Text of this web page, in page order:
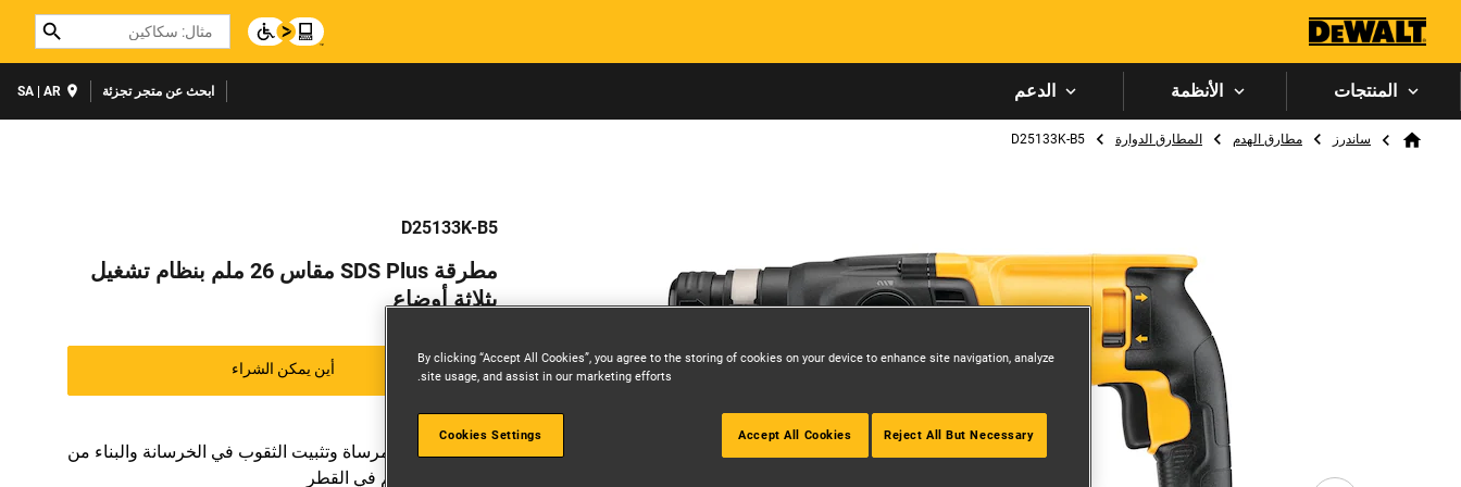
Search
المنتجات الأنظمة الدعم ابحث عن متجر تجزئة SA | AR
Breadcrumb
Homeساندرز مطارق الهدم المطارق الدوارة D25133K-B5
D25133K-B5
مطرقة SDS Plus مقاس 26 ملم بنظام تشغيل
بثلاثة أوضاع
أين يمكن الشراء
مثالي لحفر مرساة وتثبيت الثقوب في الخرسانة والبناء من
By clicking “Accept All Cookies”, you agree to the storing of cookies on your device to enhance site navigation, analyze
site usage, and assist in our marketing efforts.
Cookies Settings Reject All But Necessary
Accept All Cookies